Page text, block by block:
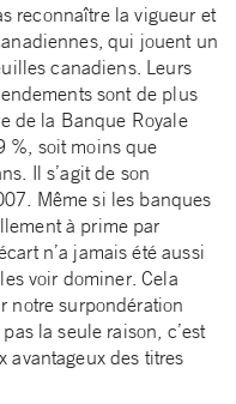
reconnaître la vigueur et
qui jouent un
canadiens. Leurs
sont de plus
de la Banque Royale
%, soit moins que
Il s’agit de son
Même si les banques
à prime par
n’a jamais été aussi
voir dominer. Cela
notre surpondération
la seule raison, c’est
avantageux des titres